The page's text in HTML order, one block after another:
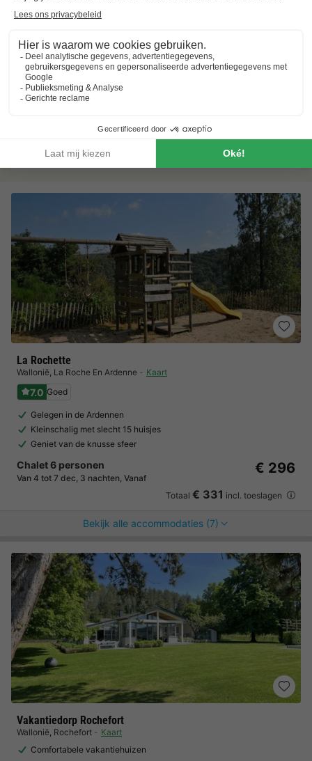
Bekijk alle accommodaties (8)
La Rochette
Wallonië, La Roche En Ardenne Kaart
7.0 Goed
Gelegen in de Ardennen
Kleinschalig met slecht 15 huisjes
Geniet van de knusse sfeer
Chalet 6 personen
Van 4 tot 7 dec, 3 nachten, Vanaf
€ 296
Totaal € 331 incl. toeslagen
Bekijk alle accommodaties (7)
Vakantiedorp Rochefort
Wallonië, Rochefort
Kaart
Comfortabele vakantiehuizen
Trustpilot beoordelingen
Trustpilot